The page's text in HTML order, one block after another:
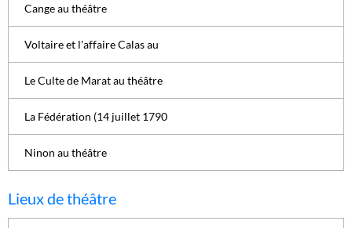
Cange au théâtre
Voltaire et l'affaire Calas au
Le Culte de Marat au théâtre
La Fédération (14 juillet 1790
Ninon au théâtre
Lieux de théâtre